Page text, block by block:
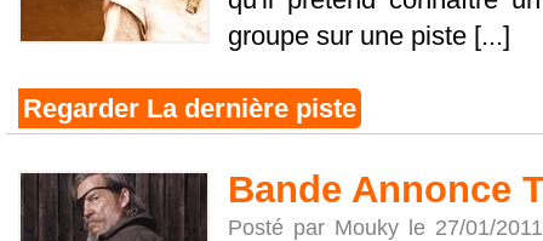
groupe sur une piste [...]
Regarder La dernière piste
Bande Annonce
Posté par Mouky le 27/01/